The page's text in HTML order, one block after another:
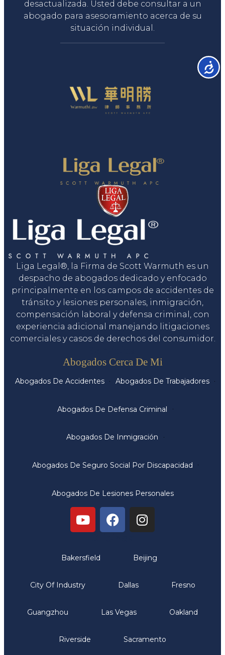
desactualizada. Usted debe consultar a un
abogado para asesoramiento acerca de su
situación individual.
Liga Legal®, la Firma de Scott Warmuth es un
despacho de abogados dedicado y enfocado
principalmente en los campos de accidentes de
tránsito y lesiones personales, inmigración,
compensación laboral y defensa criminal, con
experiencia adicional manejando litigaciones
comerciales y casos de derechos del consumidor.
Abogados Cerca De Mi
Abogados De Accidentes Abogados De Trabajadores
Abogados De Defensa Criminal
Abogados De Inmigración
Abogados De Seguro Social Por Discapacidad
Abogados De Lesiones Personales
Bakersfield Beijing
City Of Industry Dallas Fresno
Guangzhou Las Vegas Oakland
Riverside Sacramento